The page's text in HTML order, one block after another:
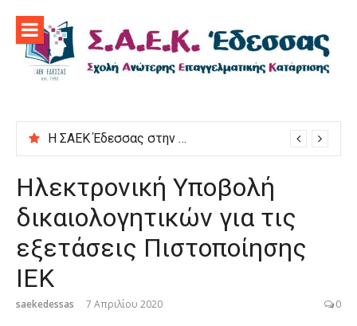
περιεχόμενο
Η ΣΑΕΚ Έδεσσας στην εκδήλωση “Μαγειρεύουμε στις ρίζες μας”
Ηλεκτρονική Υποβολή
δικαιολογητικών για τις
εξετάσεις Πιστοποίησης
ΙΕΚ
saekedessas 7 Απριλίου 2020 0